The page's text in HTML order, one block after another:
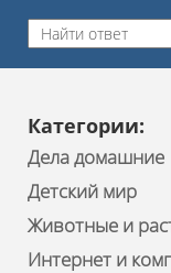
Категории:
Дела домашние
Детский мир
Животные и
Интернет и